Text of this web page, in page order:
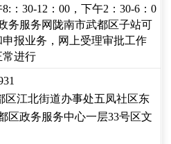
：30-12：00，下午2：30-6：0
务服务网陇南市武都区子站可
报业务，网上受理审批工作
常进行
区江北街道办事处五凤社区东
区政务服务中心一层33号区文